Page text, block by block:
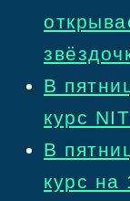
В
курс
В
курс на